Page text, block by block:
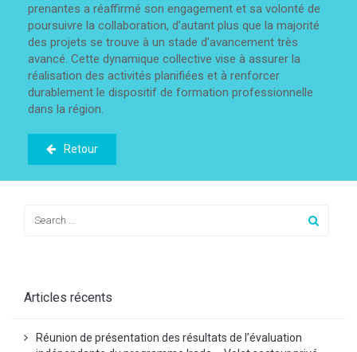
prenantes a réaffirmé son engagement et sa volonté de
poursuivre la collaboration, d’autant plus que la majorité
des projets se trouve à un stade d’avancement très
avancé. Cette dynamique collective vise à assurer la
réalisation des activités planifiées et à renforcer
durablement le dispositif de formation professionnelle
dans la région.
Retour
Articles récents
Réunion de présentation des résultats de l’évaluation